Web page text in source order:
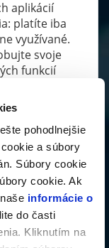
pohodlnejšie
a súbory
Súbory cookie
cookie. Ak
informácie o
do časti
Kliknutím na
aplikácií
platíte iba
využívané.
svoje
funkcií